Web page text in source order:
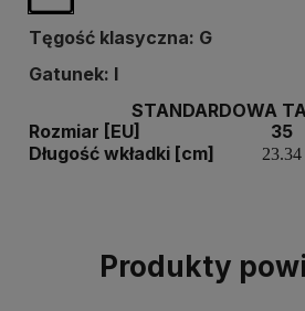
Tęgość klasyczna: G
Gatunek: I
STANDARDOWA
Rozmiar [EU]
35
Długość wkładki [cm]
23.34
Produkty